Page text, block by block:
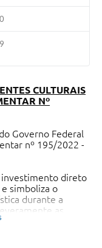
CULTURAIS
Nº
Governo Federal
nº 195/2022 -
investimento direto
simboliza o
durante a
as